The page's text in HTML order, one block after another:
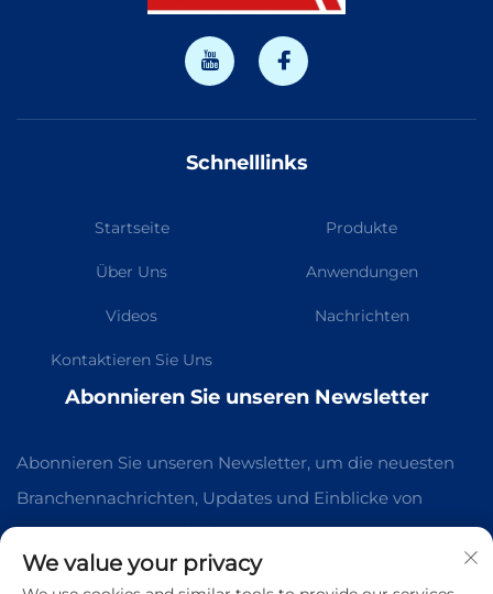
Schnelllinks
Startseite Produkte
Über Uns Anwendungen
Videos Nachrichten
Kontaktieren Sie Uns
Abonnieren Sie unseren Newsletter
Abonnieren Sie unseren Newsletter, um die neuesten
Branchennachrichten, Updates und Einblicke von
unserem Team zu erhalten.
We value your privacy